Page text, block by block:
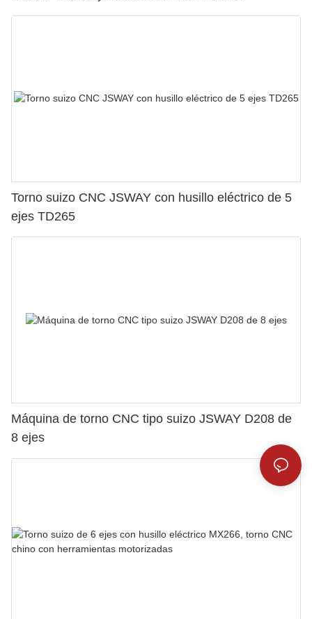
Torno suizo CNC JSWAY con husillo eléctrico de 5
ejes TD265
Máquina de torno CNC tipo suizo JSWAY D208 de
8 ejes